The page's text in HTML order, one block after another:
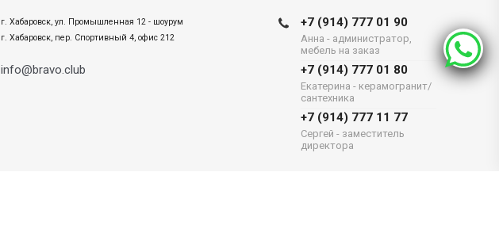
г. Хабаровск, ул. Промышленная 12 - шоурум
г. Хабаровск, пер. Спортивный 4, офис 212
info@bravo.club
+7 (914) 777 01 90
Анна - администратор,
мебель на заказ
+7 (914) 777 01 80
Екатерина - керамогранит/
сантехника
+7 (914) 777 11 77
Сергей - заместитель
директора